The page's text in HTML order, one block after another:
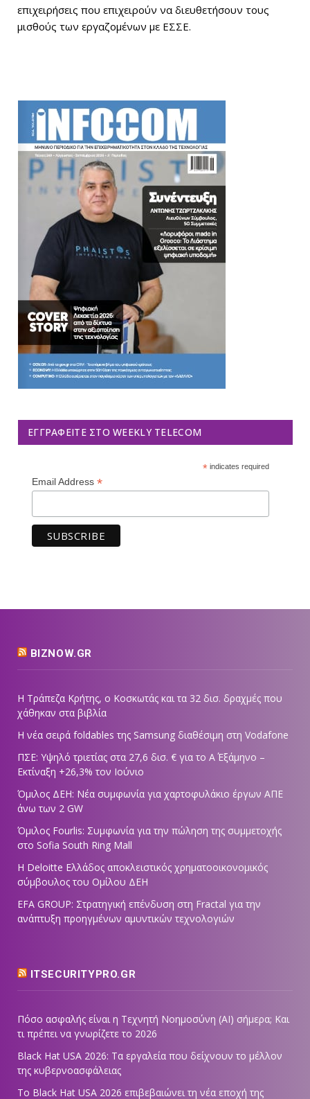
επιχειρήσεις που επιχειρούν να διευθετήσουν τους
μισθούς των εργαζομένων με ΕΣΣΕ.
ΕΓΓΡΑΦΕΊΤΕ ΣΤΟ WEEKLY TELECOM
*indicates required
Email Address *
BIZNOW.GR
Η Τράπεζα Κρήτης, ο Κοσκωτάς και τα 32 δισ. δραχμές που
χάθηκαν στα βιβλία
Η νέα σειρά foldables της Samsung διαθέσιμη στη Vodafone
ΠΣΕ: Υψηλό τριετίας στα 27,6 δισ. € για το Α΄ Εξάμηνο –
Εκτίναξη +26,3% τον Ιούνιο
Όμιλος ΔΕΗ: Νέα συμφωνία για χαρτοφυλάκιο έργων ΑΠΕ
άνω των 2 GW
Όμιλος Fourlis: Συμφωνία για την πώληση της συμμετοχής
στο Sofia South Ring Mall
Η Deloitte Ελλάδος αποκλειστικός χρηματοοικονομικός
σύμβουλος του Ομίλου ΔΕΗ
EFA GROUP: Στρατηγική επένδυση στη Fractal για την
ανάπτυξη προηγμένων αμυντικών τεχνολογιών
ITSECURITYPRO.GR
Πόσο ασφαλής είναι η Τεχνητή Νοημοσύνη (AI) σήμερα; Και
τι πρέπει να γνωρίζετε το 2026
Black Hat USA 2026: Τα εργαλεία που δείχνουν το μέλλον
της κυβερνοασφάλειας
Το Black Hat USA 2026 επιβεβαιώνει τη νέα εποχή της